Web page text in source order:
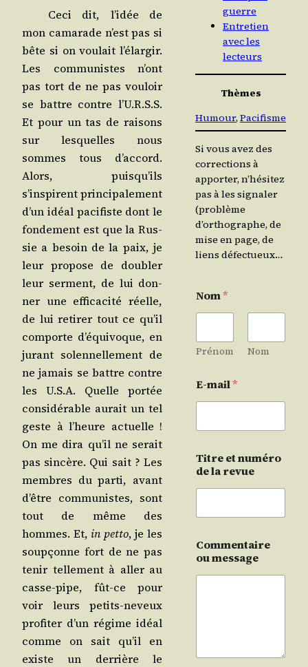
Ceci dit, l’idée de
mon cama­rade n’est pas si
bête si on vou­lait l’élargir.
Les com­mu­nistes n’ont
pas tort de ne pas vou­loir
se battre contre l’U.R.S.S.
Et pour un tas de rai­sons
sur les­quelles nous
sommes tous d’accord.
Alors, puisqu’ils
s’inspirent prin­ci­pa­le­ment
d’un idéal paci­fiste dont le
fon­de­ment est que la Rus­
sie a besoin de la paix, je
leur pro­pose de dou­bler
leur ser­ment, de lui don­
ner une effi­ca­ci­té réelle,
de lui reti­rer tout ce qu’il
com­porte d’équivoque, en
jurant solen­nel­le­ment de
ne jamais se battre contre
les U.S.A. Quelle por­tée
consi­dé­rable aurait un tel
geste à l’heure actuelle !
On me dira qu’il ne serait
pas sin­cère. Qui sait ? Les
membres du par­ti, avant
d’être com­mu­nistes, sont
tout de même des
hommes. Et, in pet­to, je les
soup­çonne fort de ne pas
tenir tel­le­ment à aller au
casse-pipe, fût-ce pour
voir leurs petits-neveux
pro­fi­ter d’un régime idéal
comme on sait qu’il en
existe un der­rière le
guerre
Entretien
avec les
lecteurs
Thèmes
Humour, Pacifisme
Si vous avez des
corrections à
apporter, n’hésitez
pas à les signaler
(problème
d’orthographe, de
mise en page, de
liens défectueux…
Nom*
Prénom Nom
E-mail*
Titre et numéro
de la revue
Commentaire
ou message